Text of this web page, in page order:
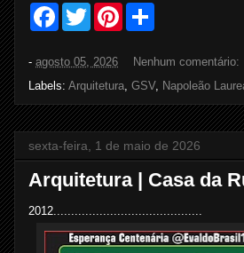
F
b
o
k
T
w
t
e
r
P
e
s
t
e
- agosto 05, 2026
Nenhum comentário:
Labels: Arquitetura GSV, Napoleão
sexta-feira, 1 de maio de 2026
Arquitetura | Casa da
2012..........................................